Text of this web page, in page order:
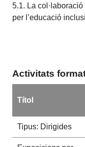
5.1. La
per l’educació
Activitats
Títol
Tipus: Dirigides